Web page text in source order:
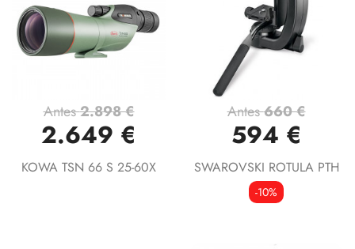
Antes2.898 €
2.649 €
KOWA TSN 66 S 25-60X
Antes660 €
594 €
SWAROVSKI ROTULA PTH
-10%